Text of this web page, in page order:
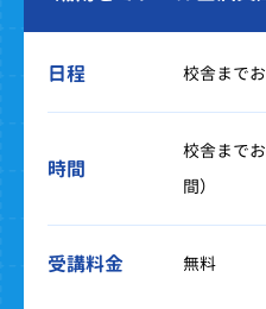
日程 校舎まで
時間
校舎まで
間）
受講料金 無料